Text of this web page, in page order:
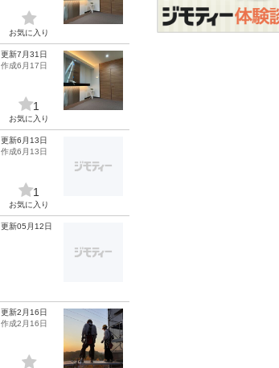
お気に入り
更新7月31日
作成6月17日
1
お気に入り
更新6月13日
作成6月13日
1
お気に入り
更新05月12日
更新2月16日
作成2月16日